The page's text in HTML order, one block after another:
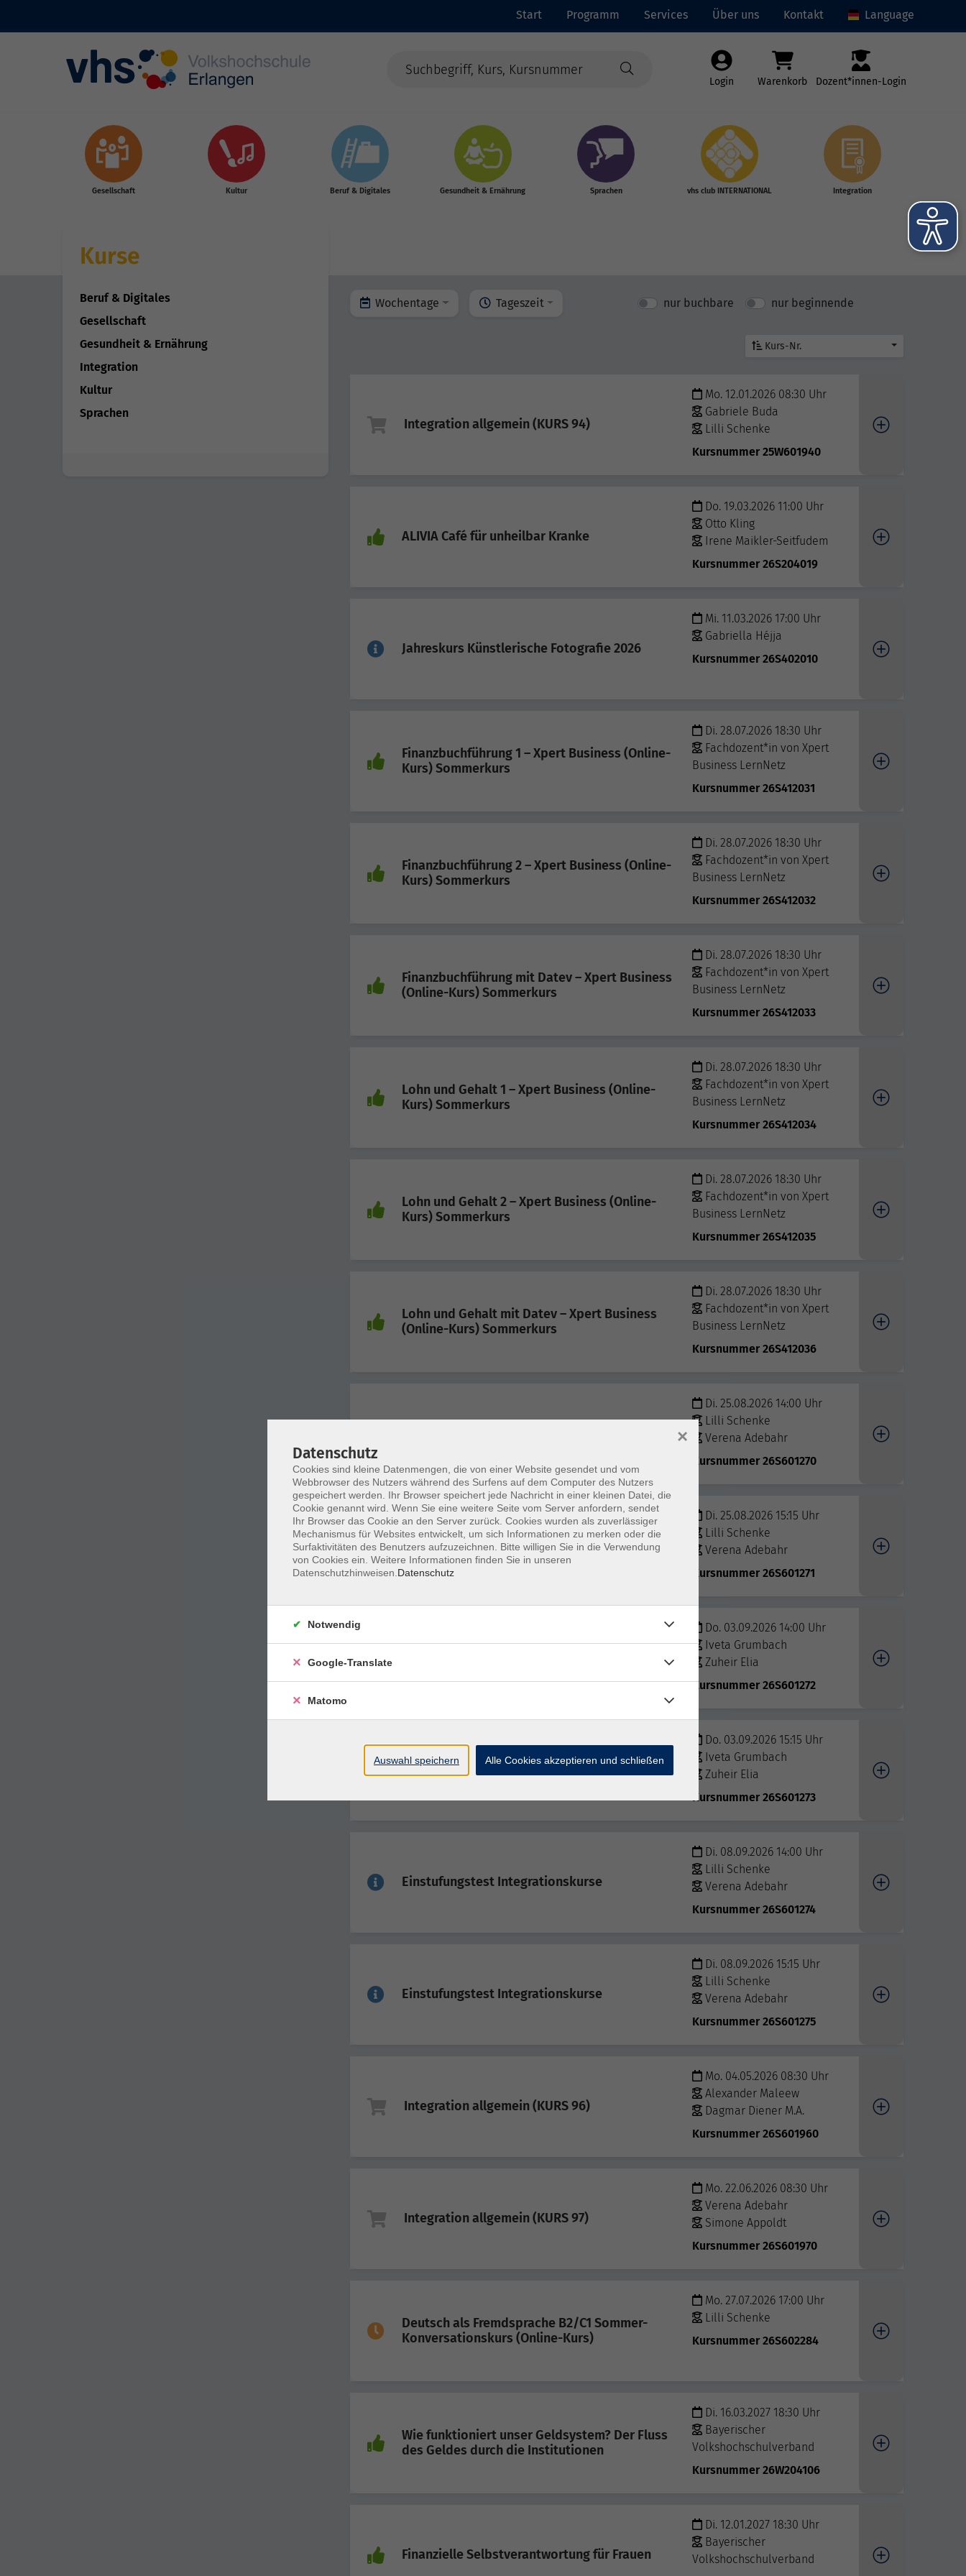
Start Programm Services Über uns Kontakt Language
Login Warenkorb Dozent*innen-Login
Gesellschaft Kultur Beruf & Digitales Gesundheit & Ernährung Sprachen vhs club INTERNATIONAL Integration
Kurse
Beruf & Digitales
Gesellschaft
Gesundheit & Ernährung
Integration
Kultur
Sprachen
Wochentage Tageszeit nur buchbare nur beginnende
Kurs-Nr.
Integration allgemein (KURS 94)
Mo. 12.01.2026 08:30 Uhr
Gabriele Buda
Lilli Schenke
Kursnummer 25W601940
ALIVIA Café für unheilbar Kranke
Do. 19.03.2026 11:00 Uhr
Otto Kling
Irene Maikler-Seitfudem
Kursnummer 26S204019
Jahreskurs Künstlerische Fotografie 2026
Mi. 11.03.2026 17:00 Uhr
Gabriella Héjja
Kursnummer 26S402010
Finanzbuchführung 1 – Xpert Business (Online-
Kurs) Sommerkurs
Di. 28.07.2026 18:30 Uhr
Fachdozent*in von Xpert
Business LernNetz
Kursnummer 26S412031
Finanzbuchführung 2 – Xpert Business (Online-
Kurs) Sommerkurs
Di. 28.07.2026 18:30 Uhr
Fachdozent*in von Xpert
Business LernNetz
Kursnummer 26S412032
Finanzbuchführung mit Datev – Xpert Business
(Online-Kurs) Sommerkurs
Di. 28.07.2026 18:30 Uhr
Fachdozent*in von Xpert
Business LernNetz
Kursnummer 26S412033
Lohn und Gehalt 1 – Xpert Business (Online-
Kurs) Sommerkurs
Di. 28.07.2026 18:30 Uhr
Fachdozent*in von Xpert
Business LernNetz
Kursnummer 26S412034
Lohn und Gehalt 2 – Xpert Business (Online-
Kurs) Sommerkurs
Di. 28.07.2026 18:30 Uhr
Fachdozent*in von Xpert
Business LernNetz
Kursnummer 26S412035
Lohn und Gehalt mit Datev – Xpert Business
(Online-Kurs) Sommerkurs
Di. 28.07.2026 18:30 Uhr
Fachdozent*in von Xpert
Business LernNetz
Kursnummer 26S412036
Di. 25.08.2026 14:00 Uhr
Lilli Schenke
Verena Adebahr
Kursnummer 26S601270
Einstufungstest Integrationskurse
Di. 25.08.2026 15:15 Uhr
Lilli Schenke
Verena Adebahr
Kursnummer 26S601271
Do. 03.09.2026 14:00 Uhr
Iveta Grumbach
Zuheir Elia
Kursnummer 26S601272
Einstufungstest Integrationskurse
Do. 03.09.2026 15:15 Uhr
Iveta Grumbach
Zuheir Elia
Kursnummer 26S601273
Einstufungstest Integrationskurse
Di. 08.09.2026 14:00 Uhr
Lilli Schenke
Verena Adebahr
Kursnummer 26S601274
Einstufungstest Integrationskurse
Di. 08.09.2026 15:15 Uhr
Lilli Schenke
Verena Adebahr
Kursnummer 26S601275
Integration allgemein (KURS 96)
Mo. 04.05.2026 08:30 Uhr
Alexander Maleew
Dagmar Diener M.A.
Kursnummer 26S601960
Integration allgemein (KURS 97)
Mo. 22.06.2026 08:30 Uhr
Verena Adebahr
Simone Appoldt
Kursnummer 26S601970
Deutsch als Fremdsprache B2/C1 Sommer-
Konversationskurs (Online-Kurs)
Mo. 27.07.2026 17:00 Uhr
Lilli Schenke
Kursnummer 26S602284
Wie funktioniert unser Geldsystem? Der Fluss
des Geldes durch die Institutionen
Di. 16.03.2027 18:30 Uhr
Bayerischer
Volkshochschulverband
Kursnummer 26W204106
Finanzielle Selbstverantwortung für Frauen
Di. 12.01.2027 18:30 Uhr
Bayerischer
Volkshochschulverband
Datenschutz
Cookies sind kleine Datenmengen, die von einer Website gesendet und vom
Webbrowser des Nutzers während des Surfens auf dem Computer des Nutzers
gespeichert werden. Ihr Browser speichert jede Nachricht in einer kleinen Datei, die
Cookie genannt wird. Wenn Sie eine weitere Seite vom Server anfordern, sendet
Ihr Browser das Cookie an den Server zurück. Cookies wurden als zuverlässiger
Mechanismus für Websites entwickelt, um sich Informationen zu merken oder die
Surfaktivitäten des Benutzers aufzuzeichnen. Bitte willigen Sie in die Verwendung
von Cookies ein. Weitere Informationen finden Sie in unseren
Datenschutzhinweisen. Datenschutz
×
Notwendig
Google-Translate
Matomo
Auswahl speichern Alle Cookies akzeptieren und schließen